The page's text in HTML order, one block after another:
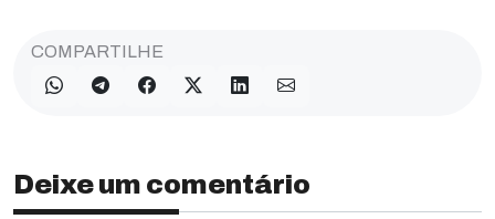
COMPARTILHE
Deixe um comentário